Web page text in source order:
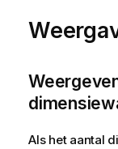
Als het aantal